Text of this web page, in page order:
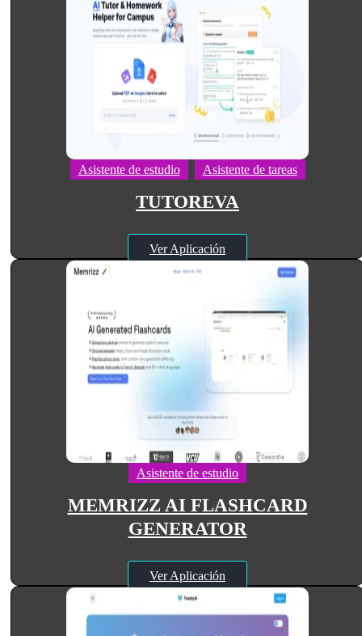
Asistente de estudio Asistente de tareas
TUTOREVA
Ver Aplicación
Asistente de estudio
MEMRIZZ AI FLASHCARD
GENERATOR
Ver Aplicación